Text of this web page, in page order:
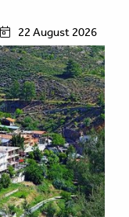
22 August 2026